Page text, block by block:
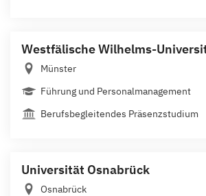
Westfälische Wilhelms-
Münster
Führung und Personalmanagement
Berufsbegleitendes Präsenzstudium
Universität Osnabrück
Osnabrück